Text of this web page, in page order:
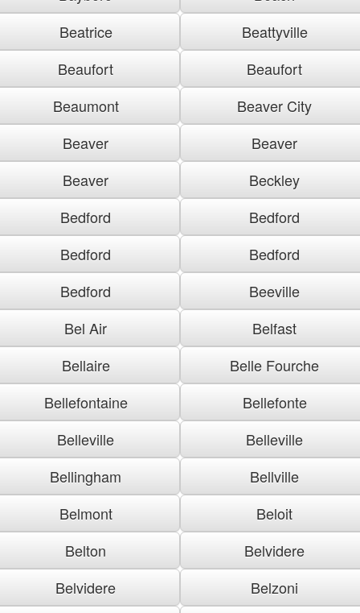
Beatrice
Beattyville
Beaufort
Beaufort
Beaumont
Beaver City
Beaver
Beaver
Beaver
Beckley
Bedford
Bedford
Bedford
Bedford
Bedford
Beeville
Bel Air
Belfast
Bellaire
Belle Fourche
Bellefontaine
Bellefonte
Belleville
Belleville
Bellingham
Bellville
Belmont
Beloit
Belton
Belvidere
Belvidere
Belzoni